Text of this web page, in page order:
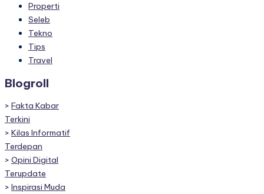
Properti
Seleb
Tekno
Tips
Travel
Blogroll
> Fakta Kabar
Terkini
> Kilas Informatif
Terdepan
> Opini Digital
Terupdate
> Inspirasi Muda